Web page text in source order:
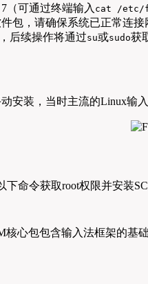
7（可通过终端输入 cat /etc/
包，请确保系统已正常连接
后续操作将通过su或sudo获
安装，当时主流的Linux输
命令获取root权限并安装
核心包包含输入法框架的基础